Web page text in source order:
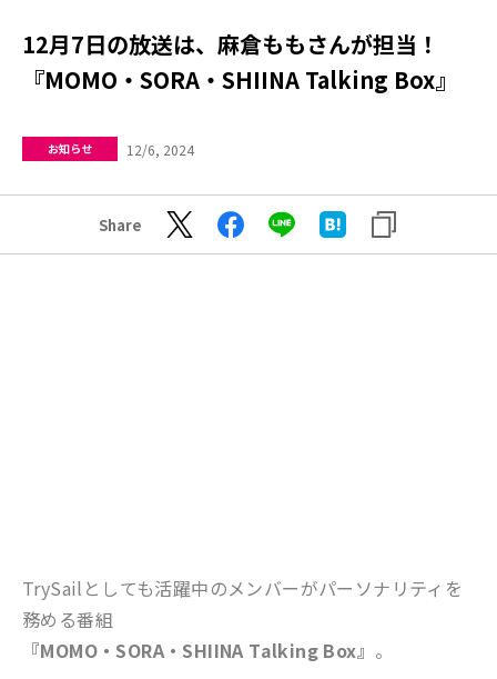
12月7日の放送は、麻倉ももさんが担当！
『MOMO・SORA・SHIINA Talking Box』
お知らせ 12/6, 2024
Share
TrySailとしても活躍中のメンバーがパーソナリティを
務める番組
『MOMO・SORA・SHIINA Talking Box』 。